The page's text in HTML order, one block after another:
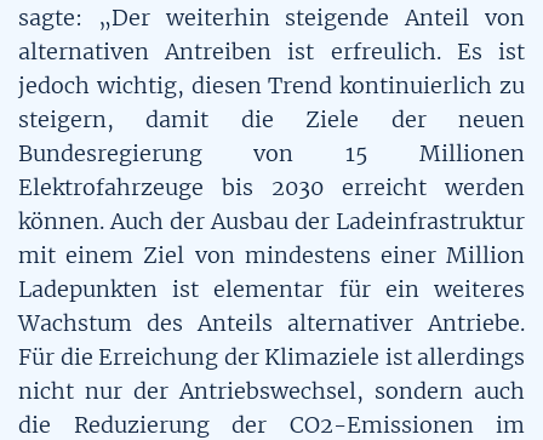
sagte: „Der weiterhin steigende Anteil von
alternativen Antreiben ist erfreulich. Es ist
jedoch wichtig, diesen Trend kontinuierlich zu
steigern, damit die Ziele der neuen
Bundesregierung von 15 Millionen
Elektrofahrzeuge bis 2030 erreicht werden
können. Auch der Ausbau der Ladeinfrastruktur
mit einem Ziel von mindestens einer Million
Ladepunkten ist elementar für ein weiteres
Wachstum des Anteils alternativer Antriebe.
Für die Erreichung der Klimaziele ist allerdings
nicht nur der Antriebswechsel, sondern auch
die Reduzierung der CO2-Emissionen im